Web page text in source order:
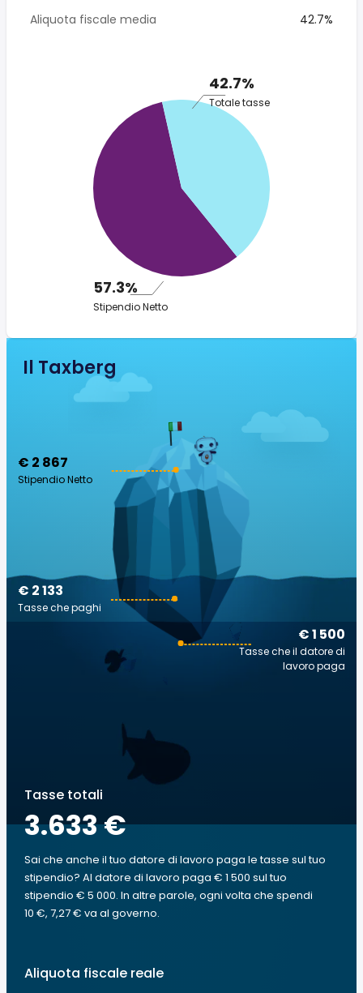
Aliquota fiscale media
42.7%
42.7%
Totale tasse
57.3%
Stipendio Netto
Il Taxberg
€ 2 867
Stipendio Netto
€ 1 500
Tasse che il datore di
lavoro paga
€ 2 133
Tasse che paghi
Tasse totali
3.633 €
Sai che anche il tuo datore di lavoro paga le tasse sul tuo
stipendio? Al datore di lavoro paga € 1 500 sul tuo
stipendio € 5 000. In altre parole, ogni volta che spendi
10 €, 7,27 € va al governo.
Aliquota fiscale reale